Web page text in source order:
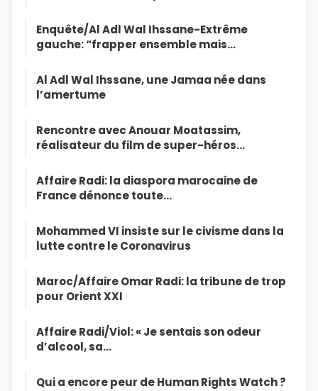
Enquête/Al Adl Wal Ihssane-Extrême
gauche: “frapper ensemble mais…
Al Adl Wal Ihssane, une Jamaa née dans
l’amertume
Rencontre avec Anouar Moatassim,
réalisateur du film de super-héros…
Affaire Radi: la diaspora marocaine de
France dénonce toute…
Mohammed VI insiste sur le civisme dans la
lutte contre le Coronavirus
Maroc/Affaire Omar Radi: la tribune de trop
pour Orient XXI
Affaire Radi/Viol: « Je sentais son odeur
d’alcool, sa…
Qui a encore peur de Human Rights Watch ?